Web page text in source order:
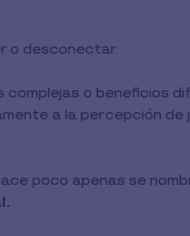
o desconectar.
o beneficios
a la percepción de
poco apenas se